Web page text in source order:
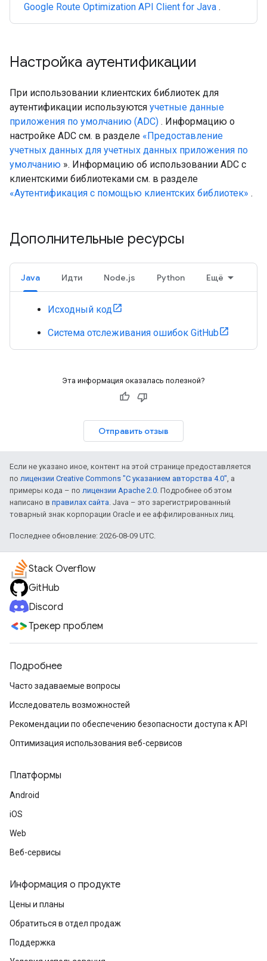
Google Route Optimization API Client for Java .
Настройка аутентификации
При использовании клиентских библиотек для
аутентификации используются учетные данные
приложения по умолчанию (ADC) . Информацию о
настройке ADC см. в разделе «Предоставление
учетных данных для учетных данных приложения по
умолчанию ». Информацию об использовании ADC с
клиентскими библиотеками см. в разделе
«Аутентификация с помощью клиентских библиотек» .
Дополнительные ресурсы
Java Идти Node.js Python Ещё
Исходный код
Система отслеживания ошибок GitHub
Эта информация оказалась полезной?
Отправить отзыв
Если не указано иное, контент на этой странице предоставляется
по лицензии Creative Commons "С указанием авторства 4.0", а
примеры кода – по лицензии Apache 2.0. Подробнее об этом
написано в правилах сайта. Java – это зарегистрированный
товарный знак корпорации Oracle и ее аффилированных лиц.
Последнее обновление: 2026-08-09 UTC.
Stack Overflow
GitHub
Discord
Трекер проблем
Подробнее
Часто задаваемые вопросы
Исследователь возможностей
Рекомендации по обеспечению безопасности доступа к API
Оптимизация использования веб-сервисов
Платформы
Android
iOS
Web
Веб-сервисы
Информация о продукте
Цены и планы
Обратиться в отдел продаж
Поддержка